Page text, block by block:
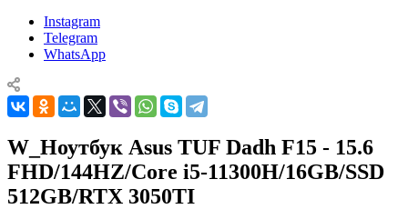
Instagram
Telegram
WhatsApp
W_Ноутбук Asus TUF Dadh F15 - 15.6
FHD/144HZ/Core i5-11300H/16GB/SSD
512GB/RTX 3050TI